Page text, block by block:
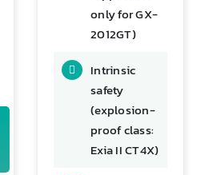
only for GX-
2012GT)
Intrinsic
safety
(explosion-
proof class:
Exia II CT4X)